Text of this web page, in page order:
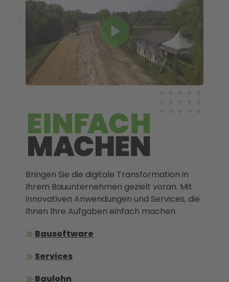
Bringen Sie die digitale Transformation in
Ihrem Bauunternehmen gezielt voran. Mit
innovativen Anwendungen und Services, die
Ihnen Ihre Aufgaben einfach machen.
Bausoftware
Services
Baulohn